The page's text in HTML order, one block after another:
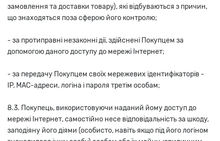
замовлення та доставки товару), які відбуваються з причин,
що знаходяться поза сферою його контролю;
- за протиправні незаконні дії, здійснені Покупцем за
допомогою даного доступу до мережі Інтернет;
- за передачу Покупцем своїх мережевих ідентифікаторів -
IP, MAC-адреси, логіна і пароля третім особам;
8.3. Покупець, використовуючи наданий йому доступ до
мережі Інтернет, самостійно несе відповідальність за шкоду,
заподіяну його діями (особисто, навіть якщо під його логіном